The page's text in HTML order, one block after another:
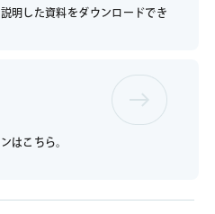
明した資料をダウンロードでき
はこちら。